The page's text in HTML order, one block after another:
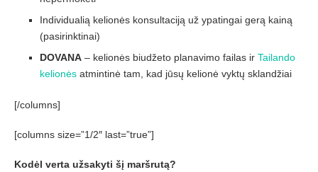
Individualią kelionės konsultaciją už ypatingai gerą kainą
(pasirinktinai)
DOVANA – kelionės biudžeto planavimo failas ir Tailando
kelionės atmintinė tam, kad jūsų kelionė vyktų sklandžiai
[/columns]
[columns size=”1/2″ last=”true”]
Kodėl verta užsakyti šį maršrutą?